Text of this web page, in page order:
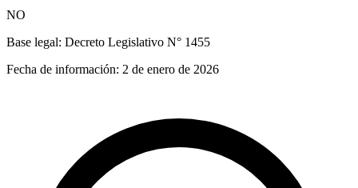
NO
Base legal: Decreto Legislativo N° 1455
Fecha de información: 2 de enero de 2026